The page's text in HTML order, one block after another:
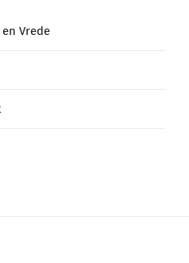
Vrede